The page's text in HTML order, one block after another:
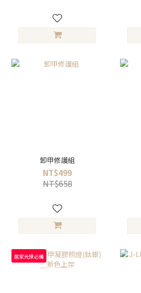
卸甲修護組
NT$499
NT$658
居家光撩必備